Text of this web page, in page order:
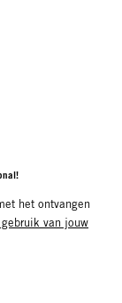
het ontvangen
van jouw